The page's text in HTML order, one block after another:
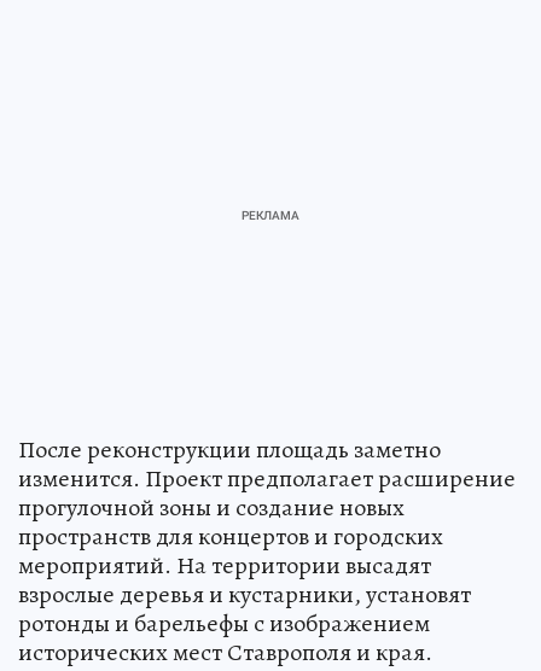
После реконструкции площадь заметно
изменится. Проект предполагает расширение
прогулочной зоны и создание новых
пространств для концертов и городских
мероприятий. На территории высадят
взрослые деревья и кустарники, установят
ротонды и барельефы с изображением
исторических мест Ставрополя и края.